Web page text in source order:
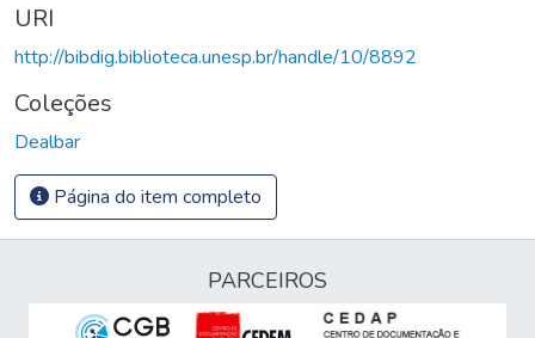
URI
http://bibdig.biblioteca.unesp.br/handle/10/8892
Coleções
Dealbar
Página do item completo
PARCEIROS